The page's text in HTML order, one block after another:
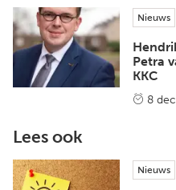
Nieuws
Petra
KKC
8
Lees ook
Nieuws